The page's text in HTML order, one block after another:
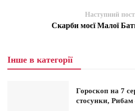
Наступний пост
Скарби моєї Малої
Інше в категорії
Гороскоп на 7
стосунки,